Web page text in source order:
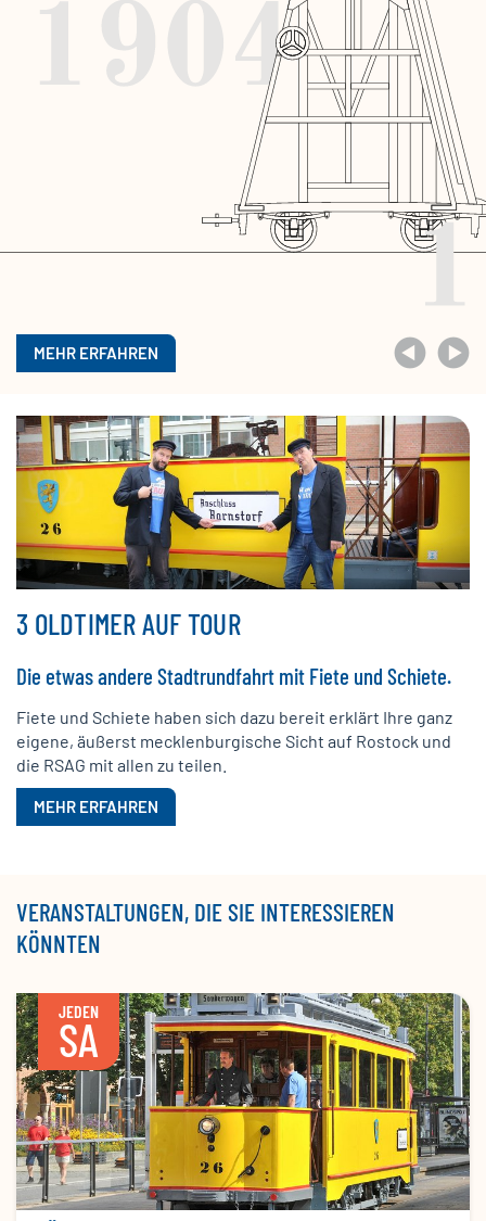
MEHR ERFAHREN
3 OLDTIMER AUF TOUR
Die etwas andere Stadtrundfahrt mit Fiete und Schiete.
Fiete und Schiete haben sich dazu bereit erklärt Ihre ganz
eigene, äußerst mecklenburgische Sicht auf Rostock und
die RSAG mit allen zu teilen.
MEHR ERFAHREN
VERANSTALTUNGEN, DIE SIE INTERESSIEREN
KÖNNTEN
JEDEN
SA